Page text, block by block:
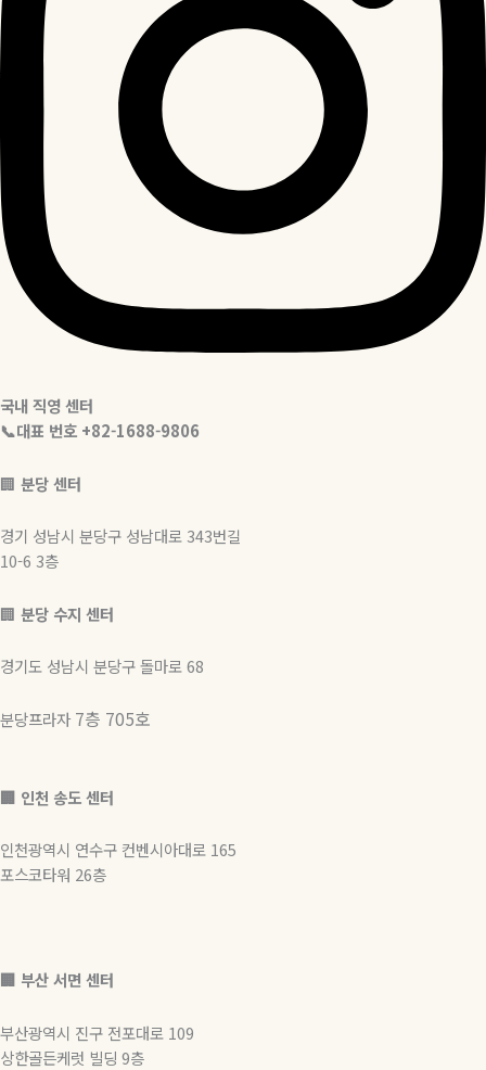
국내 직영 센터
📞대표 번호 +82-1688-9806
🏢 분당 센터
경기 성남시 분당구 성남대로 343번길
10-6 3층
🏢 분당 수지 센터
경기도 성남시 분당구 돌마로 68
분당프라자 7층 705호
🏢 인천 송도 센터
인천광역시 연수구 컨벤시아대로 165
포스코타워 26층
🏢 부산 서면 센터
부산광역시 진구 전포대로 109
상한골든케럿 빌딩 9층